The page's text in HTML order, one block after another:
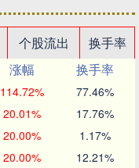
个股流出
换手率
涨幅
换手率
114.72% 77.46%
20.01% 17.76%
20.00% 1.17%
20.00% 12.21%